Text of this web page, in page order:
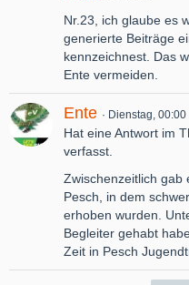
Nr.23, ich glaube es
generierte Beiträge
kennzeichnest. Das
Ente vermeiden.
Ente Dienstag, 00:00
Hat eine Antwort im
verfasst.
Zwischenzeitlich gab
Pesch, in dem
erhoben wurden.
Begleiter gehabt
Zeit in Pesch